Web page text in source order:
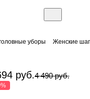
уборы Женские
руб.4 490 руб.